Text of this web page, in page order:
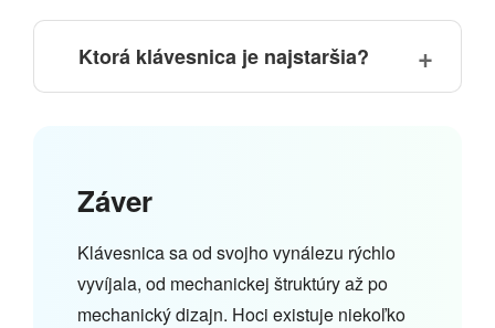
Ktorá klávesnica je najstaršia?
Záver
Klávesnica sa od svojho vynálezu rýchlo
vyvíjala, od mechanickej štruktúry až po
mechanický dizajn. Hoci existuje niekoľko